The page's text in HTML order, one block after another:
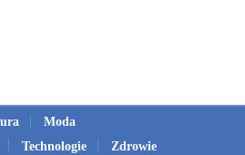
Moda
Technologie Zdrowie